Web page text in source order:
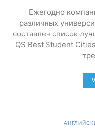
Ежегодно
различных
составлен список
QS Best Student